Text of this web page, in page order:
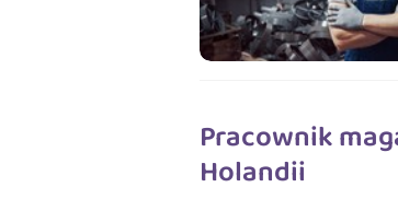
Pracownik
Holandii